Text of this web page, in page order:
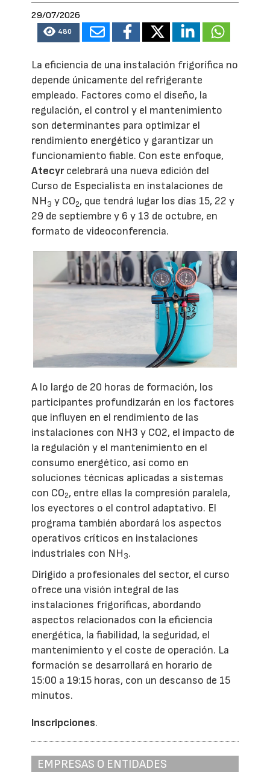
29/07/2026
480
La eficiencia de una instalación frigorífica no
depende únicamente del refrigerante
empleado. Factores como el diseño, la
regulación, el control y el mantenimiento
son determinantes para optimizar el
rendimiento energético y garantizar un
funcionamiento fiable. Con este enfoque,
Atecyrcelebrará una nueva edición del
Curso de Especialista en instalaciones de
NH3 y CO2, que tendrá lugar los días 15, 22 y
29 de septiembre y 6 y 13 de octubre, en
formato de videoconferencia.
A lo largo de 20 horas de formación, los
participantes profundizarán en los factores
que influyen en el rendimiento de las
instalaciones con NH3 y CO2, el impacto de
la regulación y el mantenimiento en el
consumo energético, así como en
soluciones técnicas aplicadas a sistemas
con CO2, entre ellas la compresión paralela,
los eyectores o el control adaptativo. El
programa también abordará los aspectos
operativos críticos en instalaciones
industriales con NH3.
Dirigido a profesionales del sector, el curso
ofrece una visión integral de las
instalaciones frigoríficas, abordando
aspectos relacionados con la eficiencia
energética, la fiabilidad, la seguridad, el
mantenimiento y el coste de operación. La
formación se desarrollará en horario de
15:00 a 19:15 horas, con un descanso de 15
minutos.
Inscripciones.
EMPRESAS O ENTIDADES